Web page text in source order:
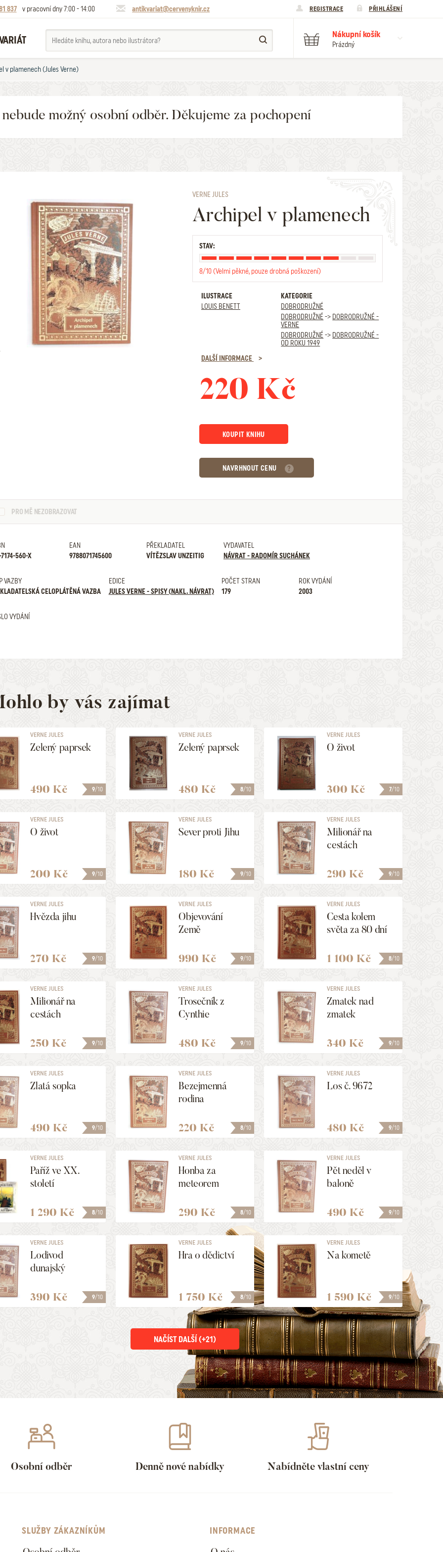
837 v pracovní dny 7:00 - 14:00 antikvariat@cervenyknir.cz REGISTRACE PŘIHLÁŠENÍ
Nákupní košík
Prázdný
v plamenech (Jules Verne)
možný osobní odběr. Děkujeme za pochopení
VERNE JULES
Archipel v plamenech
STAV:
8/10 (Velmi pěkné, pouze drobná poškození)
ILUSTRACE
LOUIS BENETT
KATEGORIE
DOBRODRUŽNÉ
DOBRODRUŽNÉ -> DOBRODRUŽNÉ -
VERNE
DOBRODRUŽNÉ -> DOBRODRUŽNÉ -
OD ROKU 1949
DALŠÍ INFORMACE
220 Kč
KOUPIT KNIHU
NAVRHNOUT CENU
PRO MĚ NEZOBRAZOVAT
560-X
EAN
9788071745600
PŘEKLADATEL
VÍTĚZSLAV UNZEITIG
VYDAVATEL
NÁVRAT - RADOMÍR SUCHÁNEK
VAZBY
CELOPLÁTĚNÁ VAZBA
EDICE
JULES VERNE - SPISY (NAKL. NÁVRAT)
POČET STRAN
179
ROK VYDÁNÍ
2003
VYDÁNÍ
by vás zajímat
9/10
VERNE JULES
Zelený paprsek
490 Kč 8/10
VERNE JULES
Zelený paprsek
480 Kč 7/10
VERNE JULES
O život
300 Kč
9/10
VERNE JULES
O život
200 Kč 9/10
VERNE JULES
Sever proti Jihu
180 Kč 9/10
VERNE JULES
Milionář na
cestách
290 Kč
9/10
VERNE JULES
Hvězda jihu
270 Kč 9/10
VERNE JULES
Objevování
Země
990 Kč 8/10
VERNE JULES
Cesta kolem
světa za 80 dní
1 100 Kč
9/10
VERNE JULES
Milionář na
cestách
250 Kč 9/10
VERNE JULES
Trosečník z
Cynthie
480 Kč 9/10
VERNE JULES
Zmatek nad
zmatek
340 Kč
9/10
VERNE JULES
Zlatá sopka
490 Kč 8/10
VERNE JULES
Bezejmenná
rodina
220 Kč 9/10
VERNE JULES
Los č. 9672
480 Kč
8/10
VERNE JULES
Paříž ve XX.
století
1 290 Kč 8/10
VERNE JULES
Honba za
meteorem
290 Kč 9/10
VERNE JULES
Pět neděl v
baloně
490 Kč
9/10
VERNE JULES
Lodivod
dunajský
390 Kč 8/10
VERNE JULES
Hra o dědictví
1 750 Kč 9/10
VERNE JULES
Na kometě
1 590 Kč
NAČÍST DALŠÍ (+21)
Osobní odběr Denně nové nabídky Nabídněte vlastní ceny
SLUŽBY ZÁKAZNÍKŮM INFORMACE